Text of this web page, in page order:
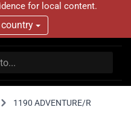
for local content.
1190 ADVENTURE/R